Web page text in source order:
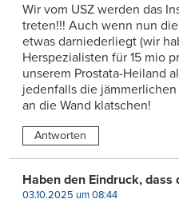
Wir vom USZ werden das
treten!!! Auch wenn nun
etwas darniederliegt (wir
Herspezialisten für 15 mio
unserem Prostata-Heiland
jedenfalls die
an die Wand klatschen!
Antworten
Haben den Eindruck, dass
03.10.2025 um 08:44